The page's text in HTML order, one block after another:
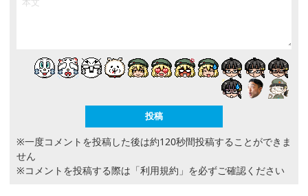
※一度コメントを投稿した後は約120秒間投稿することができま
せん
※コメントを投稿する際は 「利用規約」 を必ずご確認ください